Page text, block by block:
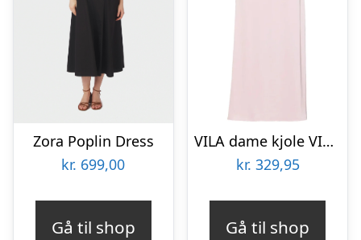
Zora Poplin Dress
kr. 699,00
Gå til shop
VILA dame kjole VIRAVENNA – Cherry Blossom
kr. 329,95
Gå til shop